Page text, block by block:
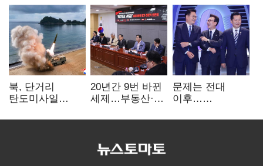
북, 단거리
탄도미사일
"즉각 중단 촉구"
20년간 9번 바뀐
세제…부동산·
건드렸다
문제는 전대
이후…
뒤집힐 땐